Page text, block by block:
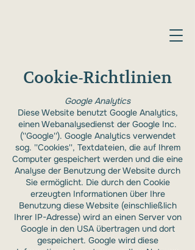
Cookie-Richtlinien
Google Analytics
Diese Website benutzt Google Analytics,
einen Webanalysedienst der Google Inc.
(''Google''). Google Analytics verwendet
sog. ''Cookies'', Textdateien, die auf Ihrem
Computer gespeichert werden und die eine
Analyse der Benutzung der Website durch
Sie ermöglicht. Die durch den Cookie
erzeugten Informationen über Ihre
Benutzung diese Website (einschließlich
Ihrer IP-Adresse) wird an einen Server von
Google in den USA übertragen und dort
gespeichert. Google wird diese